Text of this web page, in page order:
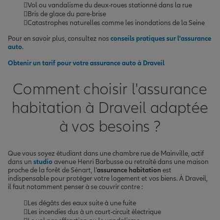
Vol ou vandalisme du deux-roues stationné dans la rue
Bris de glace du pare-brise
Catastrophes naturelles comme les inondations de la Seine
Pour en savoir plus, consultez nos conseils pratiques sur l'assurance
auto.
Obtenir un tarif pour votre assurance auto à Draveil
Comment choisir l'assurance
habitation à Draveil adaptée
à vos besoins ?
Que vous soyez étudiant dans une chambre rue de Mainville, actif
dans un studioavenue Henri Barbusse ou retraité dans une maison
proche de la forêt de Sénart, l'assurance habitation est
indispensable pour protéger votre logement et vos biens. À Draveil,
il faut notamment penser à se couvrir contre :
Les dégâts des eaux suite à une fuite
Les incendies dus à un court-circuit électrique